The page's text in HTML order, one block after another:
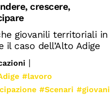
crescere,
giovanili territoriali in
il caso dell’Alto Adige
|
#lavoro
#Scenari #giovani